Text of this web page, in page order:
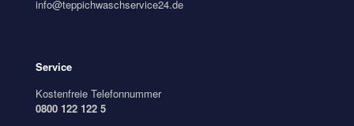
info@teppichwaschservice24.de
Service
Kostenfreie Telefonnummer
0800 122 122 5